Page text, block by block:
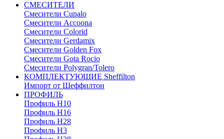
СМЕСИТЕЛИ
Cмесители Cupalo
Смесители Accoona
Смесители Colorid
Смесители Gerdamix
Смесители Golden Fox
Смесители Gota Rocio
Смесители Polygran/Tolero
КОМПЛЕКТУЮЩИЕ Sheffilton
Импорт от Шеффилтон
ПРОФИЛЬ
Профиль H10
Профиль H16
Профиль H28
Профиль H3